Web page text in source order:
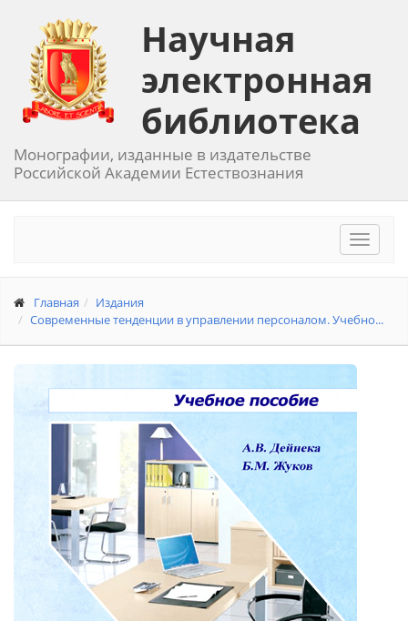
Научная
электронная
библиотека
Монографии, изданные в издательстве
Российской Академии Естествознания
Toggle
Главная
Издания
Современные тенденции в управлении персоналом. Учебно...